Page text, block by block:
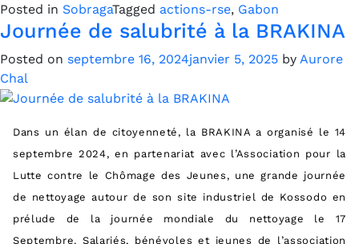
Posted in SobragaTagged actions-rse, Gabon
Journée de salubrité à la BRAKINA
Posted on septembre 16, 2024janvier 5, 2025 by Aurore
Chal
Dans un élan de citoyenneté, la BRAKINA a organisé le 14
septembre 2024, en partenariat avec l’Association pour la
Lutte contre le Chômage des Jeunes, une grande journée
de nettoyage autour de son site industriel de Kossodo en
prélude de la journée mondiale du nettoyage le 17
Septembre. Salariés, bénévoles et jeunes de l’association